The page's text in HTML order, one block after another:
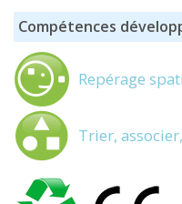
Compétences
Repérage
Trier,